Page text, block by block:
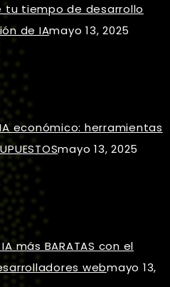
tu tiempo de desarrollo
de IAmayo 13, 2025
económico: herramientas
mayo 13, 2025
más BARATAS con el
webmayo 13,